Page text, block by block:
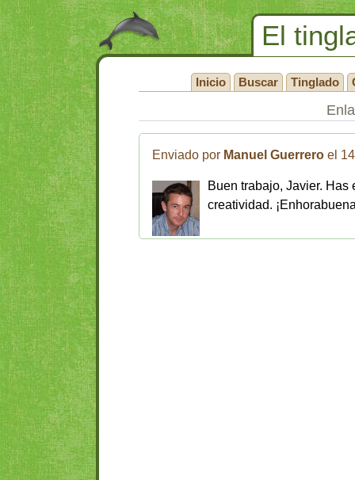
El
Inicio Buscar Tinglado
Enviado por Manuel Guerrero el
Buen trabajo, Javier.
creatividad.